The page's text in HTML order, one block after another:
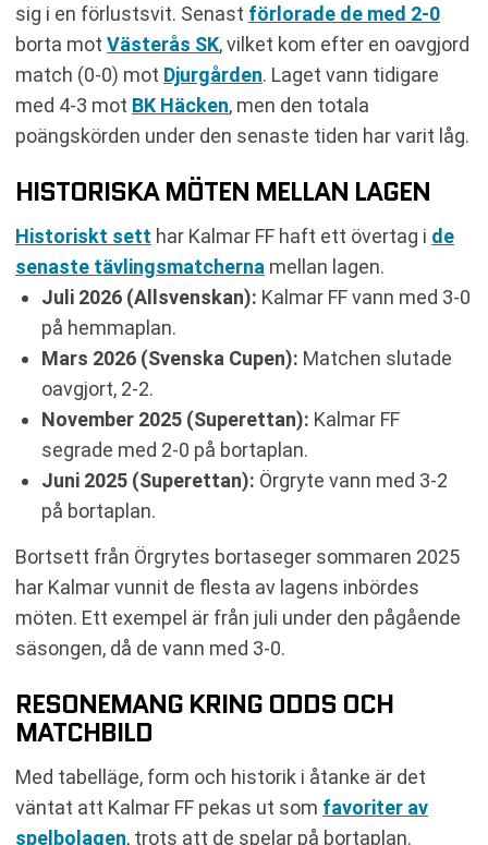
sig i en förlustsvit. Senast förlorade de med 2-0
borta mot Västerås SK, vilket kom efter en oavgjord
match (0-0) mot Djurgården. Laget vann tidigare
med 4-3 mot BK Häcken, men den totala
poängskörden under den senaste tiden har varit låg.
HISTORISKA MÖTEN MELLAN LAGEN
Historiskt sett har Kalmar FF haft ett övertag i de
senaste tävlingsmatcherna mellan lagen.
Juli 2026 (Allsvenskan): Kalmar FF vann med 3-0
på hemmaplan.
Mars 2026 (Svenska Cupen): Matchen slutade
oavgjort, 2-2.
November 2025 (Superettan): Kalmar FF
segrade med 2-0 på bortaplan.
Juni 2025 (Superettan): Örgryte vann med 3-2
på bortaplan.
Bortsett från Örgrytes bortaseger sommaren 2025
har Kalmar vunnit de flesta av lagens inbördes
möten. Ett exempel är från juli under den pågående
säsongen, då de vann med 3-0.
RESONEMANG KRING ODDS OCH
MATCHBILD
Med tabelläge, form och historik i åtanke är det
väntat att Kalmar FF pekas ut som favoriter av
spelbolagen, trots att de spelar på bortaplan.